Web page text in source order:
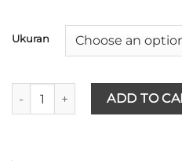
Ukuran
Antarestar - Boxer Pria
ADD TO